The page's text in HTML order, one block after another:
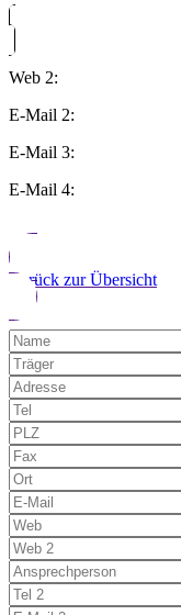
Web 2:
E-Mail 2:
E-Mail 3:
E-Mail 4:
Zurück zur Übersicht